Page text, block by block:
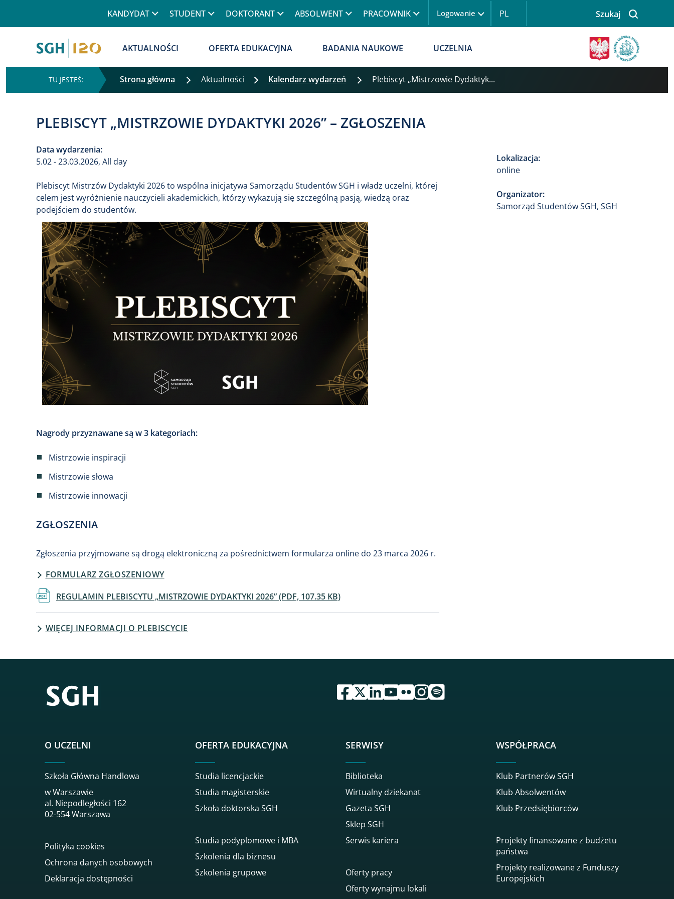
KANDYDAT STUDENT DOKTORANT ABSOLWENT PRACOWNIK Menu logowanie
Logowanie PL
Szukaj
AKTUALNOŚCI
OFERTA EDUKACYJNA BADANIA NAUKOWE UCZELNIA
Obraz
Strona główna Aktualności Kalendarz wydarzeń Plebiscyt „Mistrzowie Dydaktyk...
PLEBISCYT „MISTRZOWIE DYDAKTYKI 2026” – ZGŁOSZENIA
Data wydarzenia:
5.02 - 23.03.2026, All day
Plebiscyt Mistrzów Dydaktyki 2026 to wspólna inicjatywa Samorządu Studentów SGH i władz uczelni, której
celem jest wyróżnienie nauczycieli akademickich, którzy wykazują się szczególną pasją, wiedzą oraz
podejściem do studentów.
Nagrody przyznawane są w 3 kategoriach:
Mistrzowie inspiracji
Mistrzowie słowa
Mistrzowie innowacji
ZGŁOSZENIA
Zgłoszenia przyjmowane są drogą elektroniczną za pośrednictwem formularza online do 23 marca 2026 r.
FORMULARZ ZGŁOSZENIOWY
DokumentREGULAMIN PLEBISCYTU „MISTRZOWIE DYDAKTYKI 2026” (PDF, 107.35 KB)
WIĘCEJ INFORMACJI O PLEBISCYCIE
Lokalizacja:
online
Organizator:
Samorząd Studentów SGH, SGH
przejdź do serwisu facebook sgh
przejdź do serwisu twitter sgh
przejdź do serwisu linkedin sgh
przejdź do serwisu youtube sgh
przejdź do serwisu flickr sgh
przejdź do serwisu instagram sgh
przejdź do serwisu spotify sgh
O UCZELNI
Szkoła Główna Handlowa
w Warszawie
al. Niepodległości 162
02-554 Warszawa
Polityka cookies
Ochrona danych osobowych
Deklaracja dostępności
OFERTA EDUKACYJNA
Studia licencjackie
Studia magisterskie
Szkoła doktorska SGH
Studia podyplomowe i MBA
Szkolenia dla biznesu
Szkolenia grupowe
SERWISY
Biblioteka
Wirtualny dziekanat
Gazeta SGH
Sklep SGH
Serwis kariera
Oferty pracy
Oferty wynajmu lokali
WSPÓŁPRACA
Klub Partnerów SGH
Klub Absolwentów
Klub Przedsiębiorców
Projekty finansowane z budżetu
państwa
Projekty realizowane z Funduszy
Europejskich